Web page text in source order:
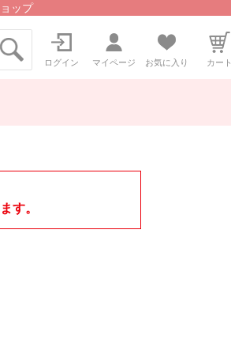
ップ
ログイン マイページ お気に入り カート
す。